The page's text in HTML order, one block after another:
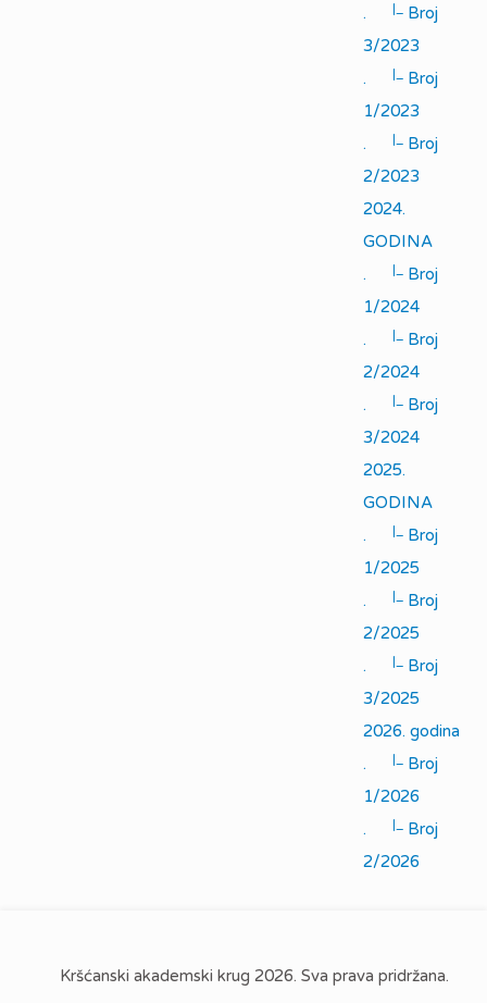
.
|_ Broj
3/2023
.
|_ Broj
1/2023
.
|_ Broj
2/2023
2024.
GODINA
.
|_ Broj
1/2024
.
|_ Broj
2/2024
.
|_ Broj
3/2024
2025.
GODINA
.
|_ Broj
1/2025
.
|_ Broj
2/2025
.
|_ Broj
3/2025
2026. godina
.
|_ Broj
1/2026
.
|_ Broj
2/2026
Kršćanski akademski krug 2026. Sva prava pridržana.